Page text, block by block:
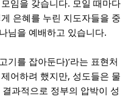
임을 갖습니다. 모일 때마다
은혜를 누린 지도자들을 중
님을 예배하고 있습니다.
기를 잡아둔다)’라는 표현처
어하려 했지만, 성도들은 물
결과적으로 정부의 압박이 성